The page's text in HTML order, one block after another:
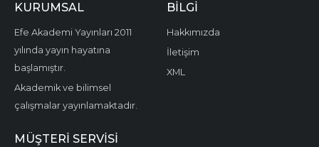
KURUMSAL
Efe Akademi Yayınları 2011
yılında yayın hayatına
başlamıştır.
Akademik ve bilimsel
çalışmalar yayınlamaktadır.
BILGI
Hakkımızda
İletişim
XML
MÜŞTERI SERVISI